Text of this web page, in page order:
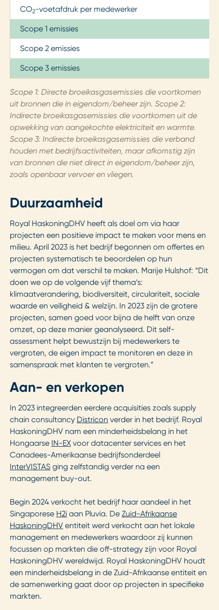
CO2-voetafdruk per medewerker
Scope 1 emissies
Scope 2 emissies
Scope 3 emissies
Scope 1: Directe broeikasgasemissies die voortkomen
uit bronnen die in eigendom/beheer zijn. Scope 2:
Indirecte broeikasgasemissies die voortkomen uit de
opwekking van aangekochte elektriciteit en warmte.
Scope 3: Indirecte broeikasgasemissies die verband
houden met bedrijfsactiviteiten, maar afkomstig zijn
van bronnen die niet direct in eigendom/beheer zijn,
zoals openbaar vervoer en vliegen.
Duurzaamheid
Royal HaskoningDHV heeft als doel om via haar
projecten een positieve impact te maken voor mens en
milieu. April 2023 is het bedrijf begonnen om offertes en
projecten systematisch te beoordelen op hun
vermogen om dat verschil te maken. Marije Hulshof: “Dit
doen we op de volgende vijf thema’s:
klimaatverandering, biodiversiteit, circulariteit, sociale
waarde en veiligheid & welzijn. In 2023 zijn de grotere
projecten, samen goed voor bijna de helft van onze
omzet, op deze manier geanalyseerd. Dit self-
assessment helpt bewustzijn bij medewerkers te
vergroten, de eigen impact te monitoren en deze in
samenspraak met klanten te vergroten.”
Aan- en verkopen
In 2023 integreerden eerdere acquisities zoals supply
chain consultancy Districon verder in het bedrijf. Royal
HaskoningDHV nam een minderheidsbelang in het
Hongaarse IN-EX voor datacenter services en het
Canadees-Amerikaanse bedrijfsonderdeel
InterVISTAS ging zelfstandig verder na een
management buy-out.
Begin 2024 verkocht het bedrijf haar aandeel in het
Singaporese H2i aan Pluvia. De Zuid-Afrikaanse
HaskoningDHV entiteit werd verkocht aan het lokale
management en medewerkers waardoor zij kunnen
focussen op markten die off-strategy zijn voor Royal
HaskoningDHV wereldwijd. Royal HaskoningDHV houdt
een minderheidsbelang in de Zuid-Afrikaanse entiteit en
de samenwerking gaat door op projecten in specifieke
markten.